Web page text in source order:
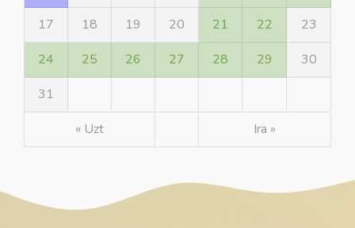
17
18 19 20 21 22
23
24
25 26 27 28 29
30
31
« Uzt
Ira »